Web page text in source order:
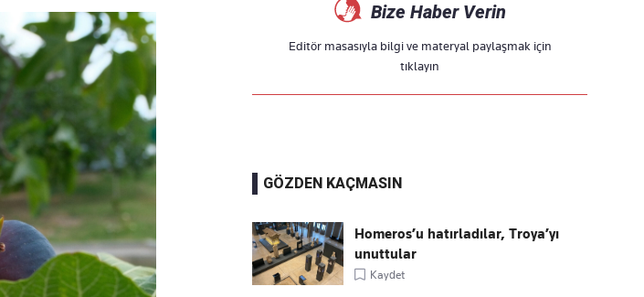
Bize Haber Verin
Editör masasıyla bilgi ve materyal paylaşmak için
tıklayın
GÖZDEN KAÇMASIN
Homeros’u hatırladılar, Troya’yı
unuttular
Kaydet